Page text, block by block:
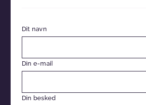
Dit navn
Din e-mail
Din besked